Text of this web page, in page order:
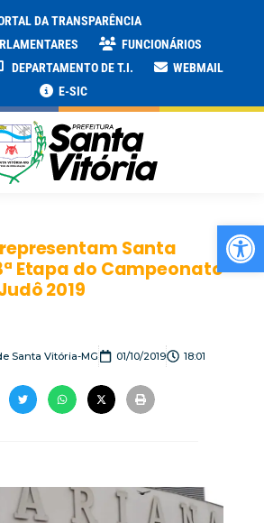
DA TRANSPARÊNCIA
FUNCIONÁRIOS
DEPARTAMENTO DE T.I.
WEBMAIL
E-SIC
Santa
Etapa do Campeonato
2019
Santa Vitória-MG 01/10/2019 18:01